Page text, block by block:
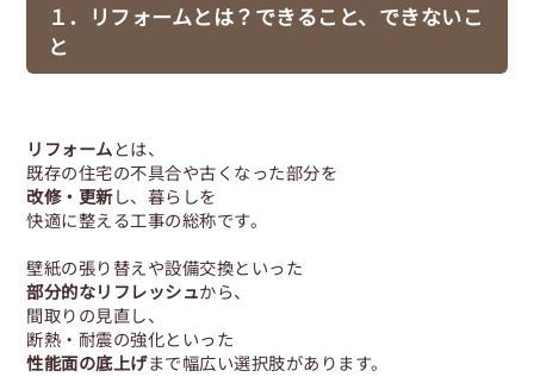
１．リフォームとは？できること、できないこ
と
リフォームとは、
既存の住宅の不具合や古くなった部分を
改修・更新し、暮らしを
快適に整える工事の総称です。
壁紙の張り替えや設備交換といった
部分的なリフレッシュから、
間取りの見直し、
断熱・耐震の強化といった
性能面の底上げまで幅広い選択肢があります。